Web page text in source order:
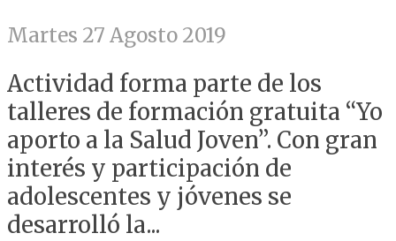
Martes 27 Agosto 2019
Actividad forma parte de los
talleres de formación gratuita “Yo
aporto a la Salud Joven”. Con gran
interés y participación de
adolescentes y jóvenes se
desarrolló la...